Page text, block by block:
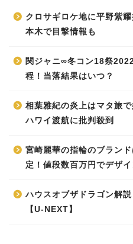
クロサギロケ地に平野紫
本木で目撃情報も
関ジャニ∞冬コン18祭
程！当落結果はいつ？
相葉雅紀の炎上はマタ旅
ハワイ渡航に批判殺到
宮崎麗華の指輪のブラン
定！値段数百万円でデザイ
ハウスオブザドラゴン解
【U-NEXT】